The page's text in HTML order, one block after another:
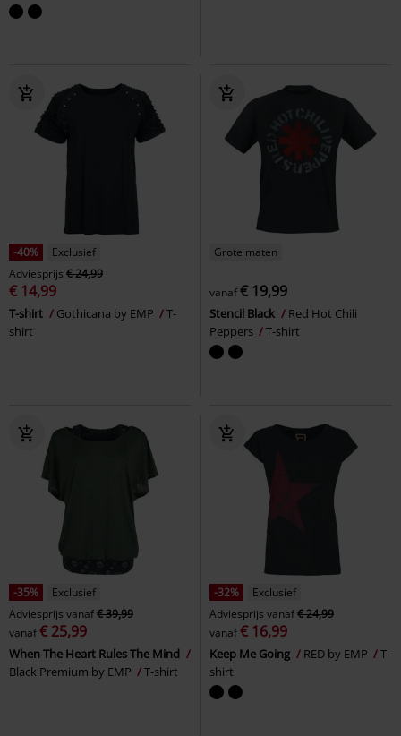
-40%
Exclusief
Adviesprijs € 24,99
€ 14,99
T-shirt Gothicana by EMP
T-
shirt
Grote maten
vanaf€ 19,99
Stencil Black
Red Hot Chili
Peppers
T-shirt
-35%
Exclusief
Adviesprijs vanaf€ 39,99
vanaf€ 25,99
When The Heart Rules The Mind
Black Premium by EMP
T-shirt
-32%
Exclusief
Adviesprijs vanaf€ 24,99
vanaf€ 16,99
Keep Me Going RED by EMP
T-
shirt